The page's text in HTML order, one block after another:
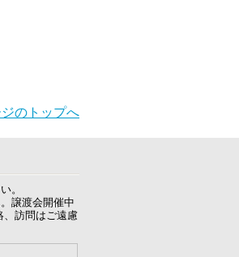
。
譲渡会開催中
、訪問はご遠慮